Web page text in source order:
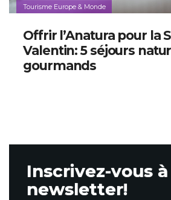
Tourisme Europe & Monde
Offrir l’Anatura pour la
Valentin: 5 séjours
gourmands
Inscrivez-vous
newsletter!